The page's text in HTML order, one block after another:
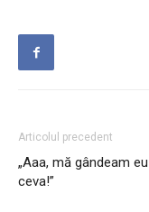
Articolul precedent
„Aaa, mă gândeam
ceva!”